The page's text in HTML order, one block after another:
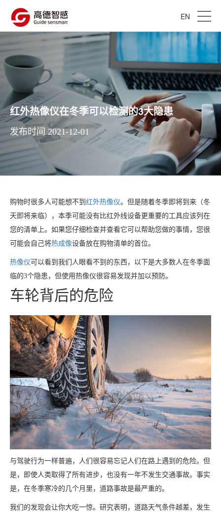
EN
红外热像仪在冬季可以检测的3大隐患
发布时间 2021-12-01
购物时很多人可能想不到 红外热像仪。但是随着冬季即将到来（冬
天即将来临），本季可能没有比红外线设备更重要的工具应该列在
您的清单上。如果您仔细检查并查看它可以帮助您做的事情，您很
可能会自己将热成像设备放在购物清单的首位。
热像仪 可以看到我们人眼看不到的东西，以下是大多数人在冬季面
临的3个隐患，但使用热像仪很容易发现并加以预防。
车轮背后的危险
与驾驶行为一样普遍，人们很容易忘记人们在路上遇到的危险。但
是，即使人类取得了所有进步，也没有一年不发生交通事故。事实
是，在冬季寒冷的几个月里，道路事故是最严重的。
我们的发现会让你大吃一惊。研究表明，道路天气条件越差，发生